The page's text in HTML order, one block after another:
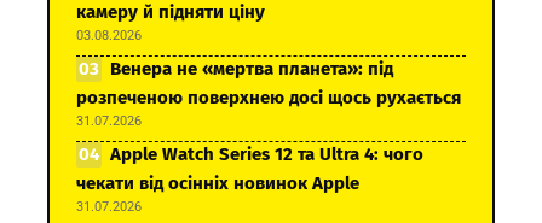
камеру й підняти ціну
03.08.2026
Венера не «мертва планета»: під
розпеченою поверхнею досі щось рухається
31.07.2026
Apple Watch Series 12 та Ultra 4: чого
чекати від осінніх новинок Apple
31.07.2026